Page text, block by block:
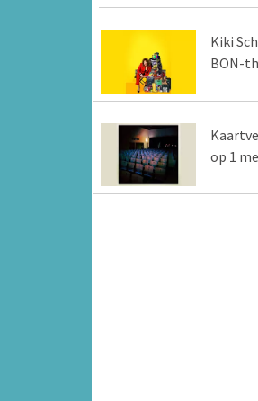
Kiki
BON-
op 1